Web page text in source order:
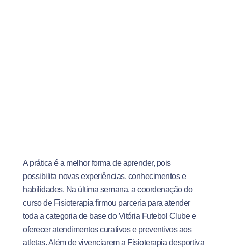
A prática é a melhor forma de aprender, pois
possibilita novas experiências, conhecimentos e
habilidades. Na última semana, a coordenação do
curso de Fisioterapia firmou parceria para atender
toda a categoria de base do Vitória Futebol Clube e
oferecer atendimentos curativos e preventivos aos
atletas. Além de vivenciarem a Fisioterapia desportiva